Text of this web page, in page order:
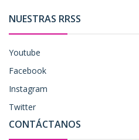
NUESTRAS RRSS
Youtube
Facebook
Instagram
Twitter
CONTÁCTANOS